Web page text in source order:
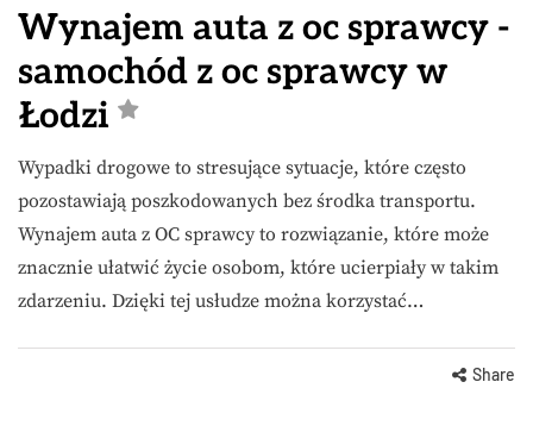
Wynajem auta z oc sprawcy -
samochód z oc sprawcy w
Łodzi
Wypadki drogowe to stresujące sytuacje, które często
pozostawiają poszkodowanych bez środka transportu.
Wynajem auta z OC sprawcy to rozwiązanie, które może
znacznie ułatwić życie osobom, które ucierpiały w takim
zdarzeniu. Dzięki tej usłudze można korzystać…
Share